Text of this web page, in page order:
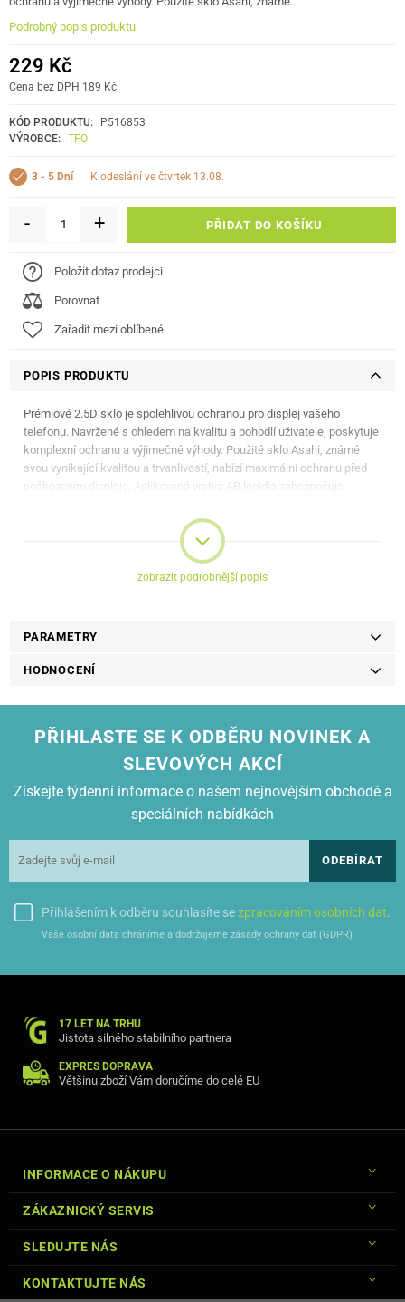
Podrobný popis produktu
229 Kč
Cena bez DPH 189 Kč
KÓD PRODUKTU:
P516853
VÝROBCE: TFO
3 - 5 Dní k odeslání ve čtvrtek 13.08.
- + PŘIDAT DO KOŠÍKU
Položit dotaz prodejci
Porovnat
Zařadit mezi oblíbené
POPIS PRODUKTU
Prémiové 2.5D sklo je spolehlivou ochranou pro displej vašeho
telefonu. Navržené s ohledem na kvalitu a pohodlí uživatele, poskytuje
komplexní ochranu a výjimečné výhody. Použité sklo Asahi, známé
svou vynikající kvalitou a trvanlivostí, nabízí maximální ochranu před
poškozením displeje. Aplikovaná vrstva AB lepidla zabezpečuje
zobrazit podrobnější popis
PARAMETRY
HODNOCENÍ
PŘIHLASTE SE K ODBĚRU NOVINEK A
SLEVOVÝCH AKCÍ
Získejte týdenní informace o našem nejnovějším obchodě a
speciálních nabídkách
ODEBÍRAT
Přihlášením k odběru souhlasíte sezpracováním osobních dat.
Vaše osobní data chráníme a dodržujeme zásady ochrany dat (GDPR)
17 LET NA TRHU
Jistota silného stabilního partnera
EXPRES DOPRAVA
Většinu zboží Vám doručíme do celé EU
INFORMACE O NÁKUPU
ZÁKAZNICKÝ SERVIS
SLEDUJTE NÁS
KONTAKTUJTE NÁS